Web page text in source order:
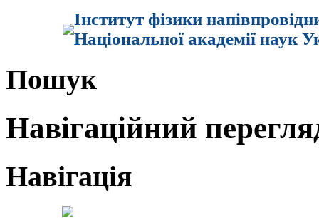
Інститут фізики
Національної академії наук
Пошук
Навігаційний
Навігація